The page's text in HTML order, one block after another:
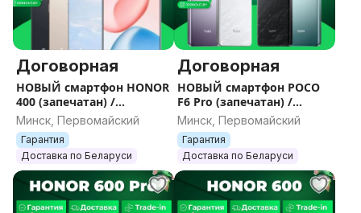
Договорная
НОВЫЙ смартфон HONOR
400 (запечатан) /
Гарантия / Все цвета /
Память
Минск, Первомайский
Гарантия
Доставка по Беларуси
Договорная
НОВЫЙ смартфон POCO
F6 Pro (запечатан) /
Гарантия / Все цвета /
Память
Минск, Первомайский
Гарантия
Доставка по Беларуси